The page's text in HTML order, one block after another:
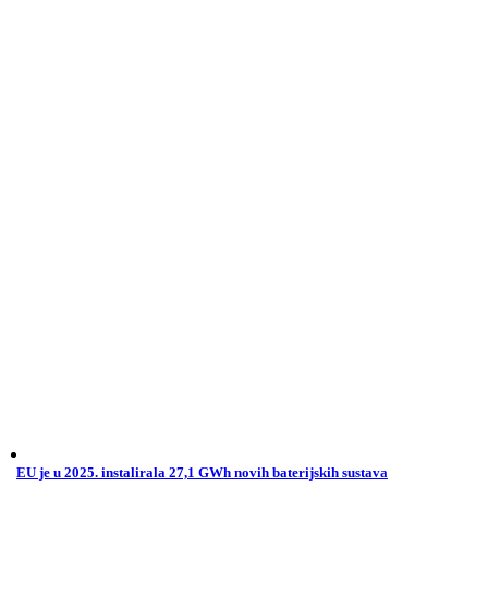
EU je u 2025. instalirala 27,1 GWh novih baterijskih sustava